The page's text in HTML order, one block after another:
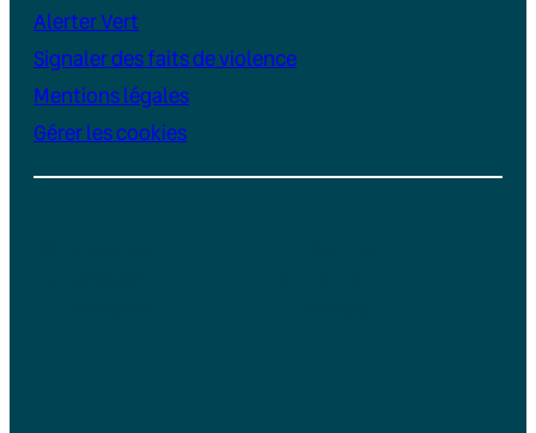
Alerter Vert
Signaler des faits de violence
Mentions légales
Gérer les cookies